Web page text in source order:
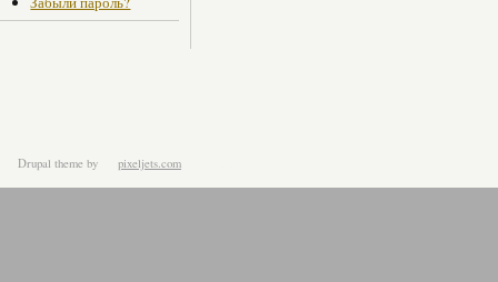
Drupal theme by pixeljets.com